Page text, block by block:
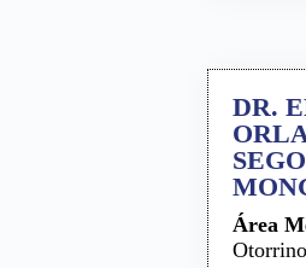
DR.
Área